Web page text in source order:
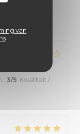
van
:5
: 3/5 Kwaliteit /